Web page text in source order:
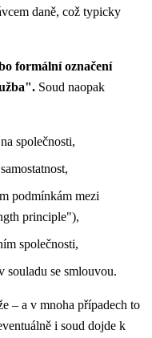
daně, což typicky
formální označení
Soud naopak
společnosti,
podmínkám mezi
principle"),
společnosti,
souladu se smlouvou.
– a v mnoha případech to
i soud dojde k